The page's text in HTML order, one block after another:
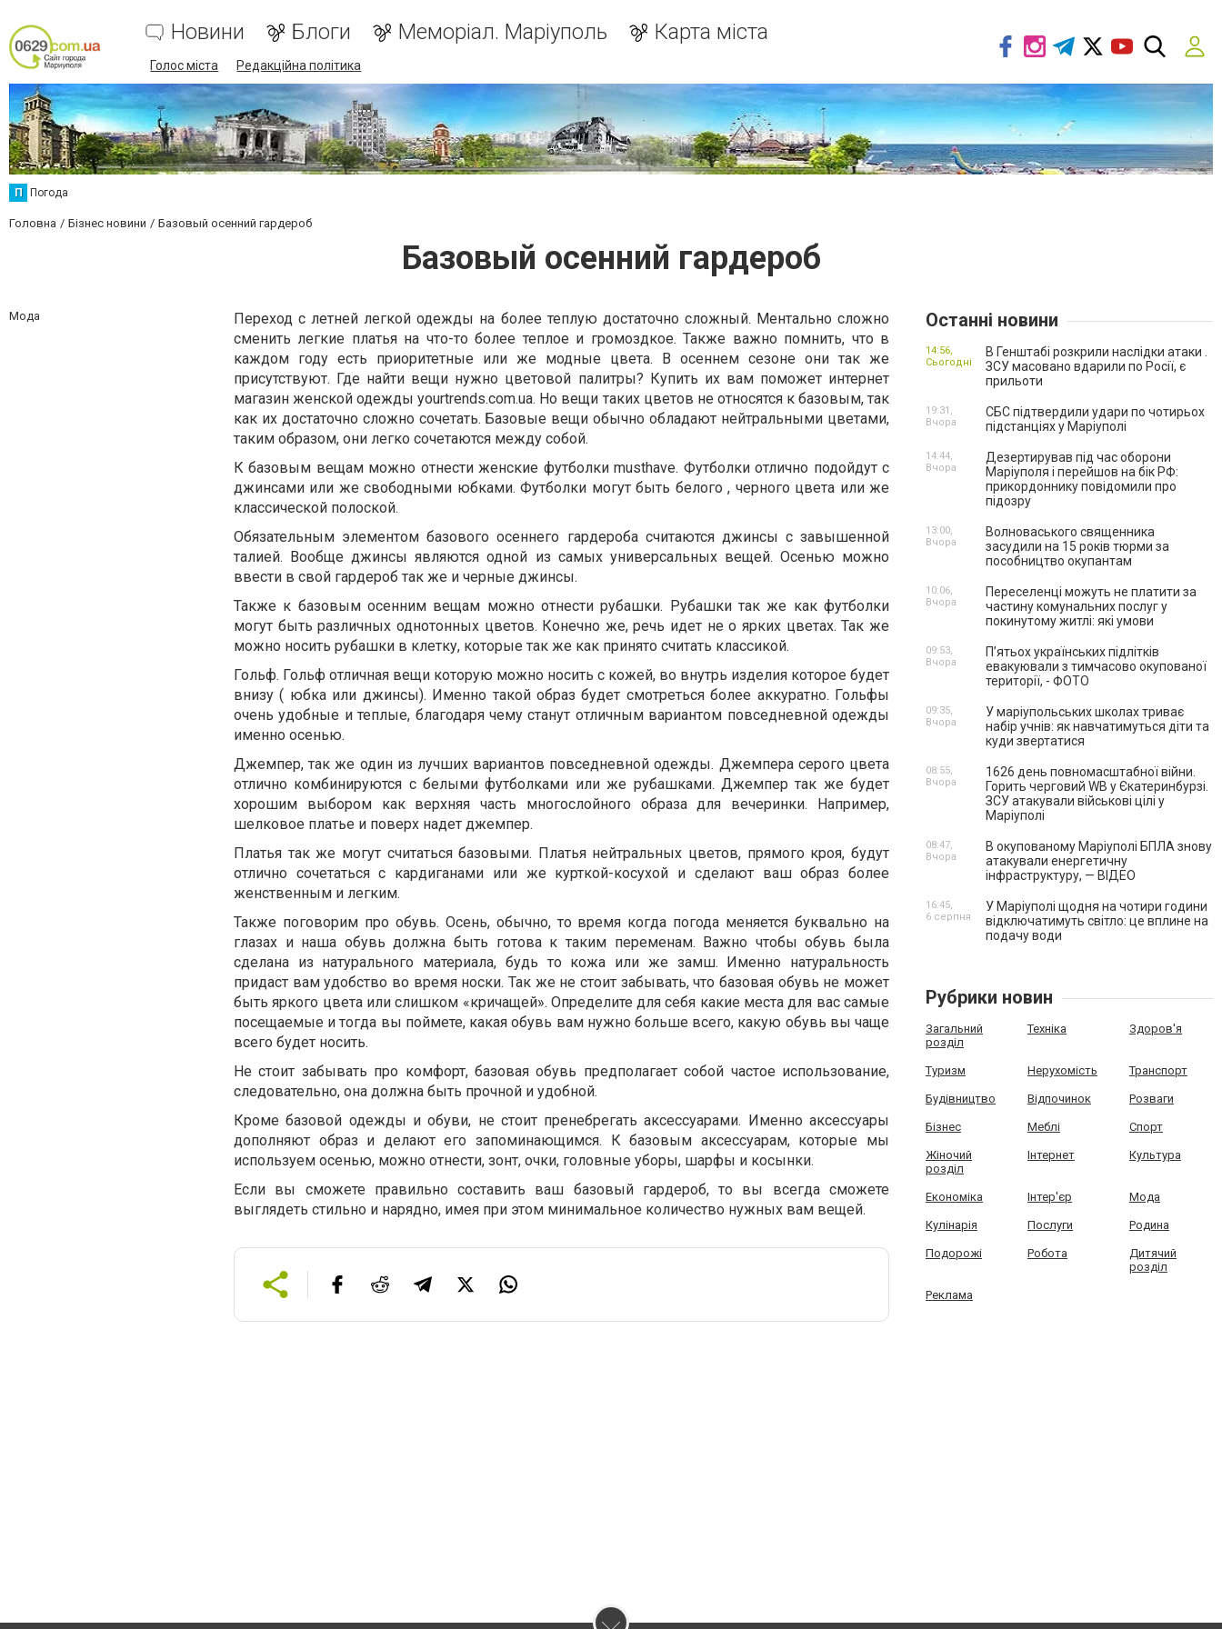
Новини Блоги Меморіал. Маріуполь Карта міста
Голос міста Редакційна політика
П Погода
Головна Бізнес новини Базовый осенний гардероб
Базовый осенний гардероб
Мода
Переход с летней легкой одежды на более теплую достаточно сложный. Ментально сложно
сменить легкие платья на что-то более теплое и громоздкое. Также важно помнить, что в
каждом году есть приоритетные или же модные цвета. В осеннем сезоне они так же
присутствуют. Где найти вещи нужно цветовой палитры? Купить их вам поможет интернет
магазин женской одежды yourtrends.com.ua. Но вещи таких цветов не относятся к базовым, так
как их достаточно сложно сочетать. Базовые вещи обычно обладают нейтральными цветами,
таким образом, они легко сочетаются между собой.
К базовым вещам можно отнести женские футболки musthave. Футболки отлично подойдут с
джинсами или же свободными юбками. Футболки могут быть белого , черного цвета или же
классической полоской.
Обязательным элементом базового осеннего гардероба считаются джинсы с завышенной
талией. Вообще джинсы являются одной из самых универсальных вещей. Осенью можно
ввести в свой гардероб так же и черные джинсы.
Также к базовым осенним вещам можно отнести рубашки. Рубашки так же как футболки
могут быть различных однотонных цветов. Конечно же, речь идет не о ярких цветах. Так же
можно носить рубашки в клетку, которые так же как принято считать классикой.
Гольф. Гольф отличная вещи которую можно носить с кожей, во внутрь изделия которое будет
внизу ( юбка или джинсы). Именно такой образ будет смотреться более аккуратно. Гольфы
очень удобные и теплые, благодаря чему станут отличным вариантом повседневной одежды
именно осенью.
Джемпер, так же один из лучших вариантов повседневной одежды. Джемпера серого цвета
отлично комбинируются с белыми футболками или же рубашками. Джемпер так же будет
хорошим выбором как верхняя часть многослойного образа для вечеринки. Например,
шелковое платье и поверх надет джемпер.
Платья так же могут считаться базовыми. Платья нейтральных цветов, прямого кроя, будут
отлично сочетаться с кардиганами или же курткой-косухой и сделают ваш образ более
женственным и легким.
Также поговорим про обувь. Осень, обычно, то время когда погода меняется буквально на
глазах и наша обувь должна быть готова к таким переменам. Важно чтобы обувь была
сделана из натурального материала, будь то кожа или же замш. Именно натуральность
придаст вам удобство во время носки. Так же не стоит забывать, что базовая обувь не может
быть яркого цвета или слишком «кричащей». Определите для себя какие места для вас самые
посещаемые и тогда вы поймете, какая обувь вам нужно больше всего, какую обувь вы чаще
всего будет носить.
Не стоит забывать про комфорт, базовая обувь предполагает собой частое использование,
следовательно, она должна быть прочной и удобной.
Кроме базовой одежды и обуви, не стоит пренебрегать аксессуарами. Именно аксессуары
дополняют образ и делают его запоминающимся. К базовым аксессуарам, которые мы
используем осенью, можно отнести, зонт, очки, головные уборы, шарфы и косынки.
Если вы сможете правильно составить ваш базовый гардероб, то вы всегда сможете
выглядеть стильно и нарядно, имея при этом минимальное количество нужных вам вещей.
Останні новини
В Генштабі розкрили наслідки атаки .
ЗСУ масовано вдарили по Росії, є
прильоти
14:56,
Сьогодні
СБС підтвердили удари по чотирьох
підстанціях у Маріуполі
19:31,
Вчора
Дезертирував під час оборони
Маріуполя і перейшов на бік РФ:
прикордоннику повідомили про
підозру
14:44,
Вчора
Волноваського священника
засудили на 15 років тюрми за
пособництво окупантам
13:00,
Вчора
Переселенці можуть не платити за
частину комунальних послуг у
покинутому житлі: які умови
10:06,
Вчора
П’ятьох українських підлітків
евакуювали з тимчасово окупованої
території, - ФОТО
09:53,
Вчора
У маріупольських школах триває
набір учнів: як навчатимуться діти та
куди звертатися
09:35,
Вчора
1626 день повномасштабної війни.
Горить черговий WB у Єкатеринбурзі.
ЗСУ атакували військові цілі у
Маріуполі
08:55,
Вчора
В окупованому Маріуполі БПЛА знову
атакували енергетичну
інфраструктуру, — ВІДЕО
08:47,
Вчора
У Маріуполі щодня на чотири години
відключатимуть світло: це вплине на
подачу води
16:45,
6 серпня
Рубрики новин
Загальний
розділ
Техніка Здоров'я
Туризм Нерухомість Транспорт
Будівництво Відпочинок Розваги
Бізнес Меблі Спорт
Жіночий
розділ
Інтернет Культура
Економіка Інтер'єр Мода
Кулінарія Послуги Родина
Подорожі Робота
Дитячий
розділ
Реклама